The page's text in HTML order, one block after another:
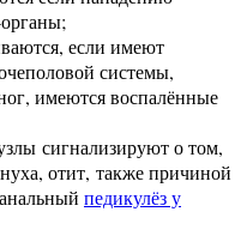
если имеют
системы,
имеются воспалённые
сигнализируют о том,
отит, также причиной
педикулёз у